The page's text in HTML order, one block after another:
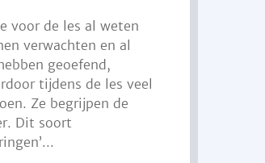
voor de les al weten
verwachten en al
geoefend,
tijdens de les veel
Ze begrijpen de
Dit soort